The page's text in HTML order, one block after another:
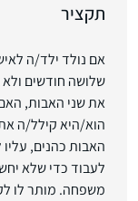
תקציר
אם נולד ילד/ה
שלושה חודשים
את שני האבות,
הוא/היא קילל/ה
האבות כהנים,
לעבוד כדי שלא
משפחה. מותר לו